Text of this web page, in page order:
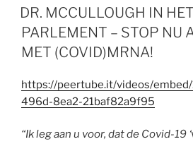
OP
DR. MCCULLOUGH IN
PARLEMENT – STOP NU
MET (COVID)MRNA!
https://peertube.it/videos/
496d-8ea2-21baf82a9f95
“Ik leg aan u voor, dat de Covid-19